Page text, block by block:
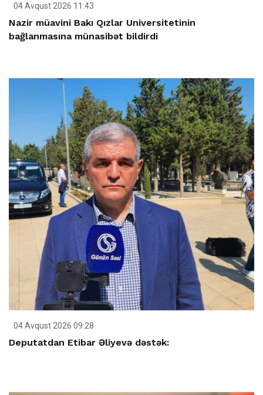
04 Avqust 2026 11:43
Nazir müavini Bakı Qızlar Universitetinin
bağlanmasına münasibət bildirdi
04 Avqust 2026 09:28
Deputatdan Etibar Əliyevə dəstək: